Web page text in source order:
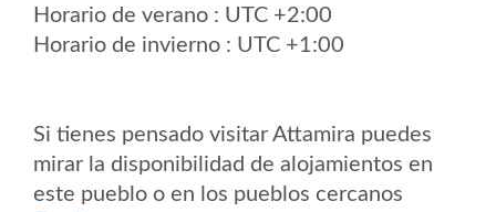
Horario de verano : UTC +2:00
Horario de invierno : UTC +1:00
Si tienes pensado visitar Attamira puedes
mirar la disponibilidad de alojamientos en
este pueblo o en los pueblos cercanos